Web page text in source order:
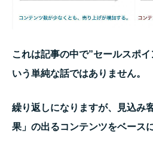
これは記事の中で”セールスポ
いう単純な話ではありません。
繰り返しになりますが、見込み
果」の出るコンテンツをベース